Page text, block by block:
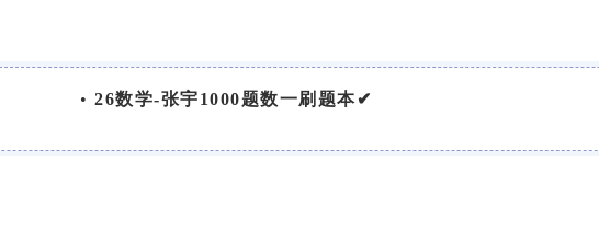
• 26数学-张宇1000题数一刷题本✔